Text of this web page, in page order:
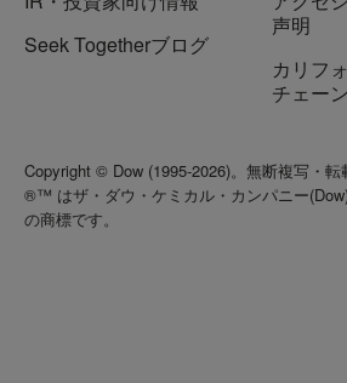
Seek Togetherブログ
声明
カリフ
チェー
Copyright © Dow (1995-2026)。無断複写・転
®™ はザ・ダウ・ケミカル・カンパニー
の商標です。